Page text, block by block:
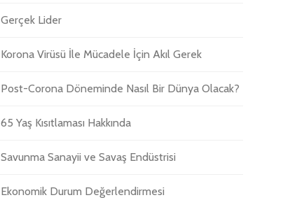
Gerçek Lider
Korona Virüsü İle Mücadele İçin Akıl Gerek
Post-Corona Döneminde Nasıl Bir Dünya Olacak?
65 Yaş Kısıtlaması Hakkında
Savunma Sanayii ve Savaş Endüstrisi
Ekonomik Durum Değerlendirmesi